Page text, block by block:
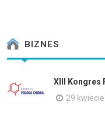
BIZNES
XIII Kongres
29